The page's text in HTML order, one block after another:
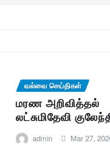
வல்வை செய்திகள்
மரண அறிவித்தல்
லட்சுமிதேவி
admin Mar 27,